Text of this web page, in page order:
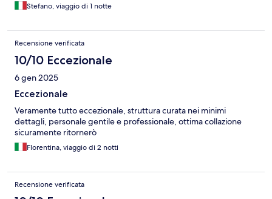
Stefano, viaggio di 1 notte
Recensione verificata
10/10 Eccezionale
6 gen 2025
Eccezionale
Veramente tutto eccezionale, struttura curata nei minimi
dettagli, personale gentile e professionale, ottima collazione
sicuramente ritornerò
Florentina, viaggio di 2 notti
Recensione verificata